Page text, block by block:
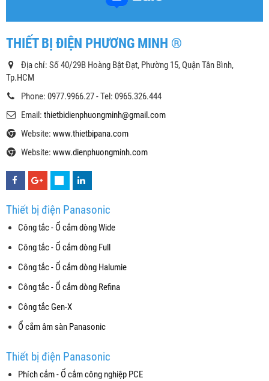
THIẾT BỊ ĐIỆN PHƯƠNG MINH ®
Địa chỉ: Số 40/29B Hoàng Bật Đạt, Phường 15, Quận Tân Bình,
Tp.HCM
Phone: 0977.9966.27 - Tel: 0965.326.444
Email: thietbidienphuongminh@gmail.com
Website: www.thietbipana.com
Website: www.dienphuongminh.com
Thiết bị điện Panasonic
Công tắc - Ổ cắm dòng Wide
Công tắc - Ổ cắm dòng Full
Công tắc - Ổ cắm dòng Halumie
Công tắc - Ổ cắm dòng Refina
Công tắc Gen-X
Ổ cắm âm sàn Panasonic
Thiết bị điện Panasonic
Phích cắm - Ổ cắm công nghiệp PCE